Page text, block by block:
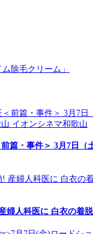
除毛クリーム」
篇・事件＞ 3月7日（
婦人科医に 白衣の着